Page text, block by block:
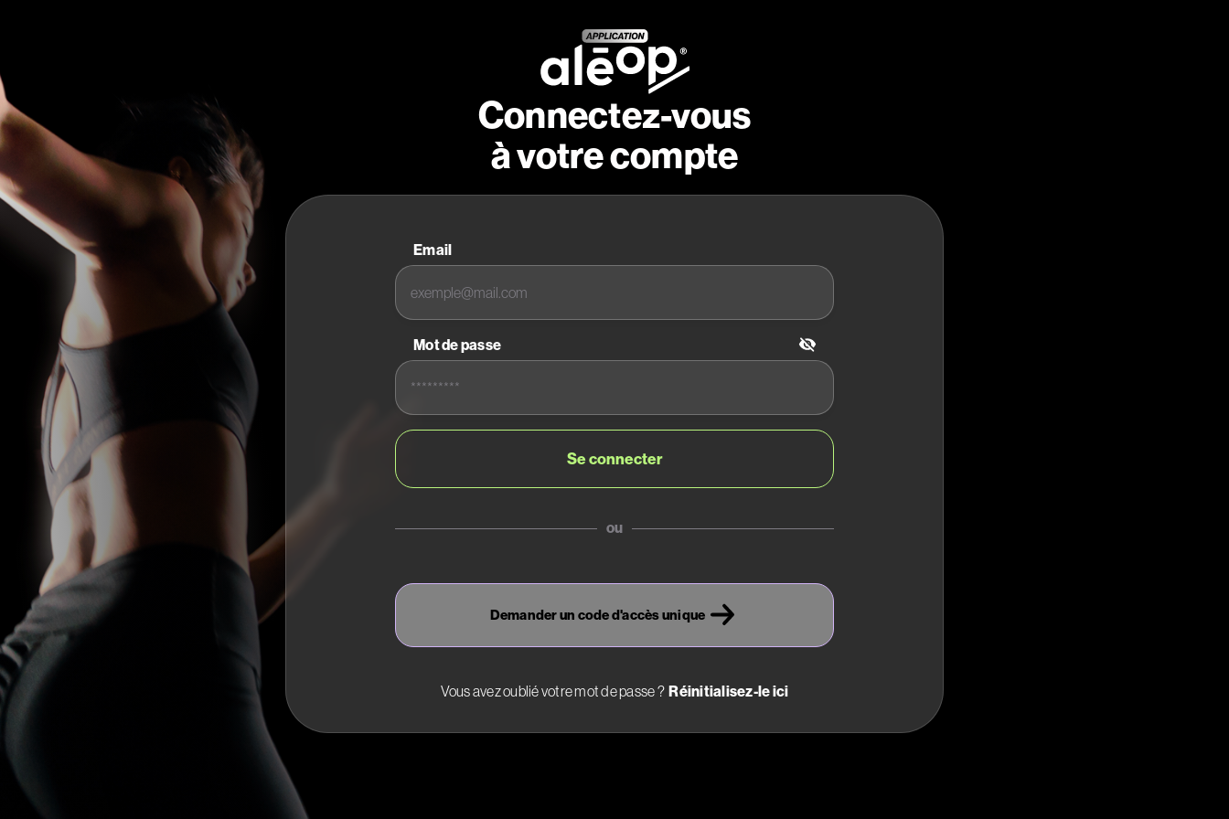
Connectez-vous
à votre compte
Email
Mot de passe
ou
Demander un code d'accès unique
Vous avez oublié votre mot de passe ?Réinitialisez-le ici